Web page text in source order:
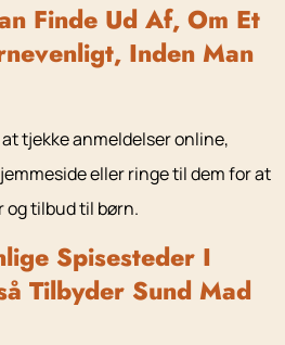
Finde Ud Af, Om Et
Inden Man
tjekke anmeldelser online,
eller ringe til dem for at
og tilbud til børn.
Spisesteder I
Tilbyder Sund Mad